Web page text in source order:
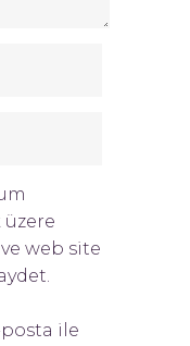
üzere
web site
posta ile